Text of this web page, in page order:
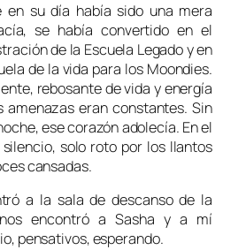
en su día había sido una mera
se había convertido en el
de la Escuela Legado y en
de la vida para los Moondies.
rebosante de vida y energía
amenazas eran constantes. Sin
ese corazón adolecía. En el
solo roto por los llantos
cansadas.
a la sala de descanso de la
encontró a Sasha y a mí
pensativos, esperando.